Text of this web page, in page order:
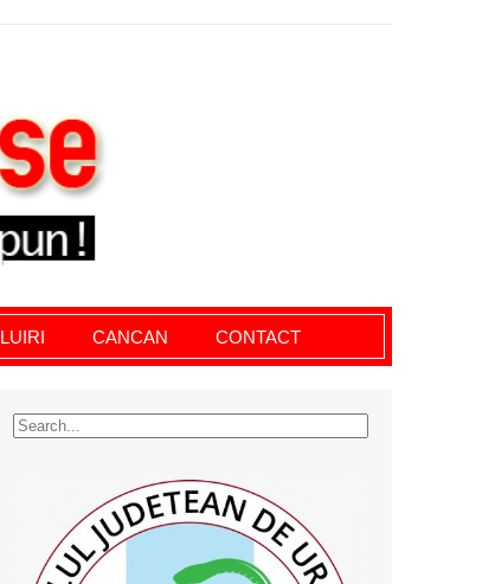
dezvaluiri, soc, cancan, stiri locale
CANCAN CONTACT